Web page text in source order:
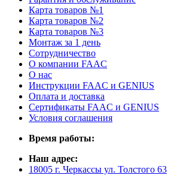
Карта товаров №1
Карта товаров №2
Карта товаров №3
Монтаж за 1 день
Сотрудничество
О компании FAAC
О нас
Инструкции FAAC и GENIUS
Оплата и доставка
Сертификаты FAAC и GENIUS
Условия соглашения
Время работы:
Наш адрес:
18005 г. Черкассы ул. Толстого 63